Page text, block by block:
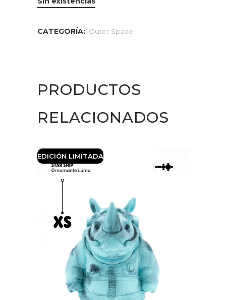
CATEGORÍA: Outer Space
PRODUCTOS
RELACIONADOS
EDICIÓN LIMITADA